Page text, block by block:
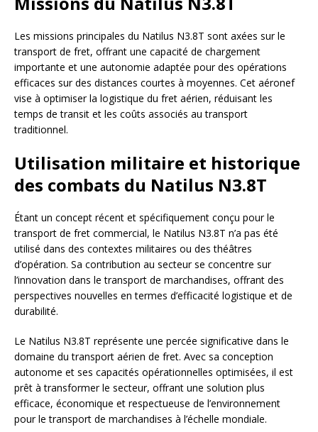
Les missions principales du Natilus N3.8T sont axées sur le
transport de fret, offrant une capacité de chargement
importante et une autonomie adaptée pour des opérations
efficaces sur des distances courtes à moyennes. Cet aéronef
vise à optimiser la logistique du fret aérien, réduisant les
temps de transit et les coûts associés au transport
traditionnel.
Utilisation militaire et historique
des combats du Natilus N3.8T
Étant un concept récent et spécifiquement conçu pour le
transport de fret commercial, le Natilus N3.8T n’a pas été
utilisé dans des contextes militaires ou des théâtres
d’opération. Sa contribution au secteur se concentre sur
l’innovation dans le transport de marchandises, offrant des
perspectives nouvelles en termes d’efficacité logistique et de
durabilité.
Le Natilus N3.8T représente une percée significative dans le
domaine du transport aérien de fret. Avec sa conception
autonome et ses capacités opérationnelles optimisées, il est
prêt à transformer le secteur, offrant une solution plus
efficace, économique et respectueuse de l’environnement
pour le transport de marchandises à l’échelle mondiale.